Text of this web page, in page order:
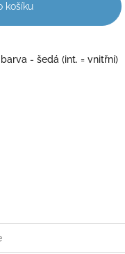
košíku
- šedá (int. = vnitřní)